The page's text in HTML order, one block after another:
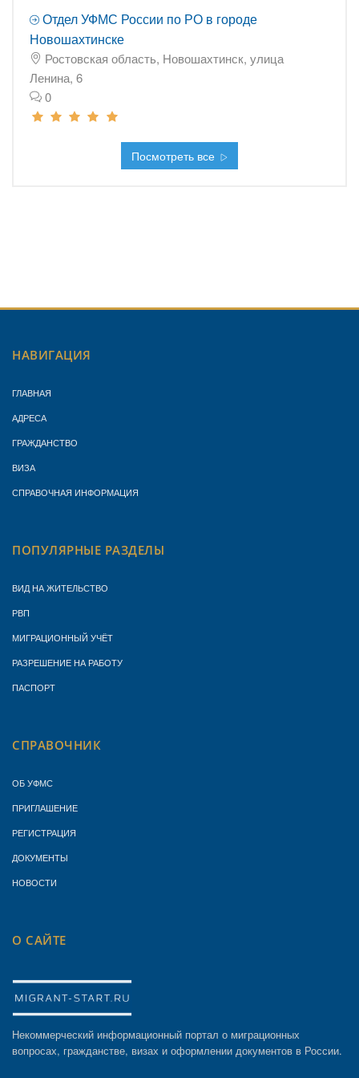
Отдел УФМС России по РО в городе
Новошахтинске
Ростовская область, Новошахтинск, улица
Ленина, 6
0
Посмотреть все
НАВИГАЦИЯ
ГЛАВНАЯ
АДРЕСА
ГРАЖДАНСТВО
ВИЗА
СПРАВОЧНАЯ ИНФОРМАЦИЯ
ПОПУЛЯРНЫЕ РАЗДЕЛЫ
ВИД НА ЖИТЕЛЬСТВО
РВП
МИГРАЦИОННЫЙ УЧЁТ
РАЗРЕШЕНИЕ НА РАБОТУ
ПАСПОРТ
СПРАВОЧНИК
ОБ УФМС
ПРИГЛАШЕНИЕ
РЕГИСТРАЦИЯ
ДОКУМЕНТЫ
НОВОСТИ
О САЙТЕ
Некоммерческий информационный портал о миграционных
вопросах, гражданстве, визах и оформлении документов в России.